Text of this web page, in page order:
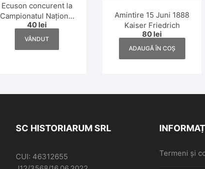
Ecuson concurent la
Campionatul Național
Raliul Cibinului 1984
I.P.A. Sibiu
40 lei
VÂNDUT
Amintire 15 Juni 1888
Kaiser Friedrich
80 lei
ADAUGĂ ÎN COȘ
SC HISTORIARUM SRL
CUI: 46312655
Termeni și